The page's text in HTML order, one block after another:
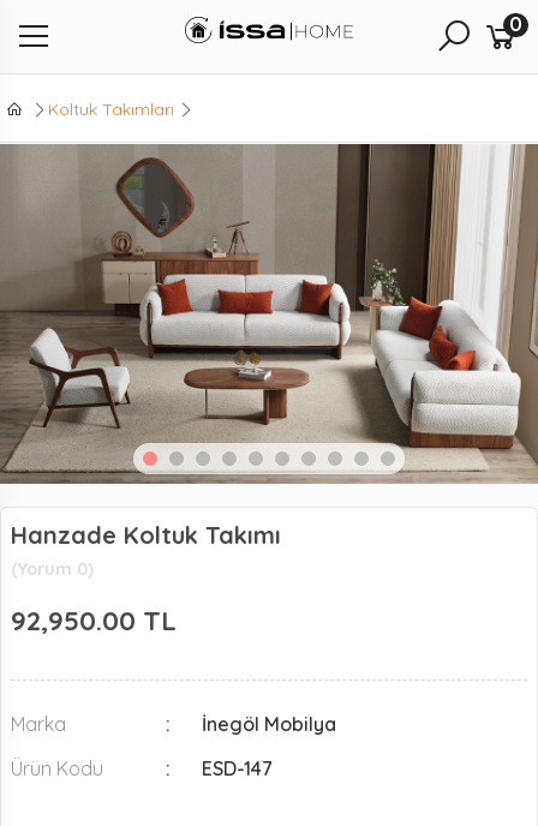
0
Koltuk Takımları
Hanzade Koltuk Takımı
(Yorum 0)
92,950.00 TL
Marka
İnegöl Mobilya
Ürün Kodu
ESD-147